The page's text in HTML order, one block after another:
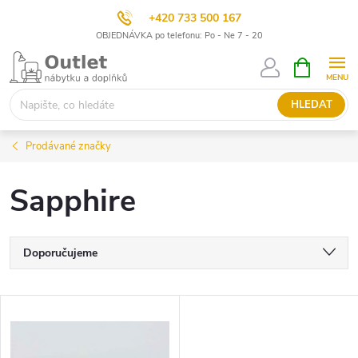
+420 733 500 167
OBJEDNÁVKA po telefonu: Po - Ne 7 - 20
Přejít
obsah
HLEDAT
NÁKUPNÍ
KOŠÍK
Prodávané značky
Sapphire
Ř
a
z
Doporučujeme
V